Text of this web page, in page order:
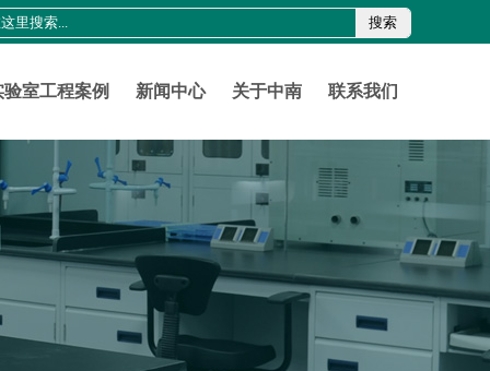
搜索
验室工程案例 新闻中心 关于中南 联系我们